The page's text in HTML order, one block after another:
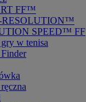
FF™
RESOLUTION™
SPEED™ FF
w tenisa
Finder